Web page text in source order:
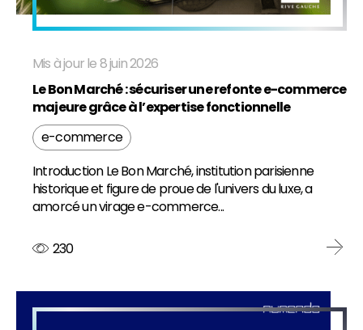
Mis à jour le 8 juin 2026
Le Bon Marché : sécuriser une refonte e-commerce
majeure grâce à l’expertise fonctionnelle
e-commerce
Introduction Le Bon Marché, institution parisienne
historique et figure de proue de l'univers du luxe, a
amorcé un virage e-commerce...
230